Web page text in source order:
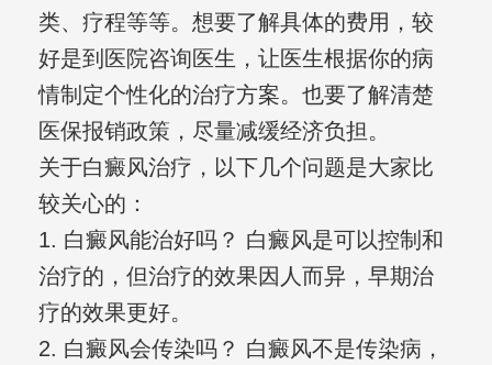
类、疗程等等。想要了解具体的费用，较
好是到医院咨询医生，让医生根据你的病
情制定个性化的治疗方案。也要了解清楚
医保报销政策，尽量减缓经济负担。
关于白癜风治疗，以下几个问题是大家比
较关心的：
1. 白癜风能治好吗？ 白癜风是可以控制和
治疗的，但治疗的效果因人而异，早期治
疗的效果更好。
2. 白癜风会传染吗？ 白癜风不是传染病，